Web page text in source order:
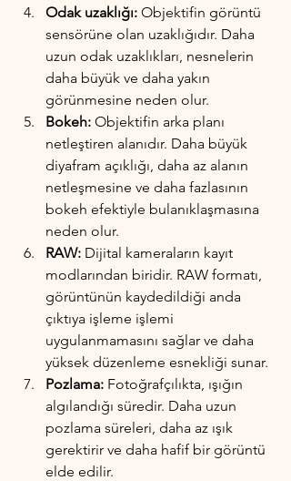
Odak uzaklığı: Objektifin görüntü
sensörüne olan uzaklığıdır. Daha
uzun odak uzaklıkları, nesnelerin
daha büyük ve daha yakın
görünmesine neden olur.
Bokeh: Objektifin arka planı
netleştiren alanıdır. Daha büyük
diyafram açıklığı, daha az alanın
netleşmesine ve daha fazlasının
bokeh efektiyle bulanıklaşmasına
neden olur.
RAW: Dijital kameraların kayıt
modlarından biridir. RAW formatı,
görüntünün kaydedildiği anda
çıktıya işleme işlemi
uygulanmamasını sağlar ve daha
yüksek düzenleme esnekliği sunar.
Pozlama: Fotoğrafçılıkta, ışığın
algılandığı süredir. Daha uzun
pozlama süreleri, daha az ışık
gerektirir ve daha hafif bir görüntü
elde edilir.